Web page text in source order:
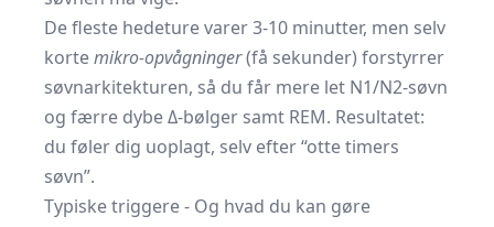
De fleste hedeture varer 3-10 minutter, men selv
kortemikro-opvågninger(få sekunder) forstyrrer
søvnarkitekturen, så du får mere let N1/N2-søvn
og færre dybe Δ-bølger samt REM. Resultatet:
du føler dig uoplagt, selv efter “otte timers
søvn”.
Typiske triggere - Og hvad du kan gøre